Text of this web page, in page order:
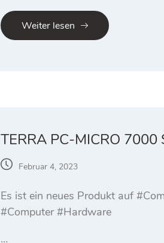
Weiter lesen
TERRA PC-MICRO 7000
Februar 4, 2023
Es ist ein neues Produkt auf
#Computer #Hardware
…